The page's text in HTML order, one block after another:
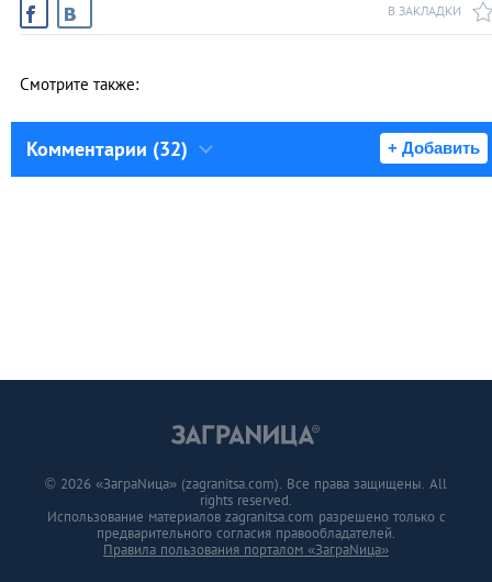
В ЗАКЛАДКИ
Смотрите также:
Комментарии (32) + Добавить
© 2026 «ЗаграNица» (zagranitsa.com). Все права защищены. All
rights reserved.
Использование материалов zagranitsa.com разрешено только с
предварительного согласия правообладателей.
Правила пользования порталом «ЗаграNица»